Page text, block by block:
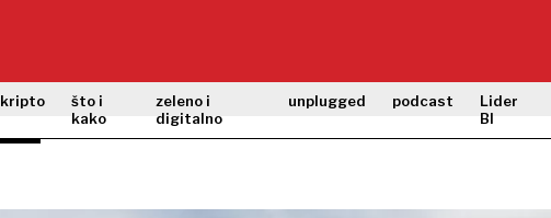
kripto
što i
kako
zeleno i
digitalno
unplugged podcast
Lider
BI